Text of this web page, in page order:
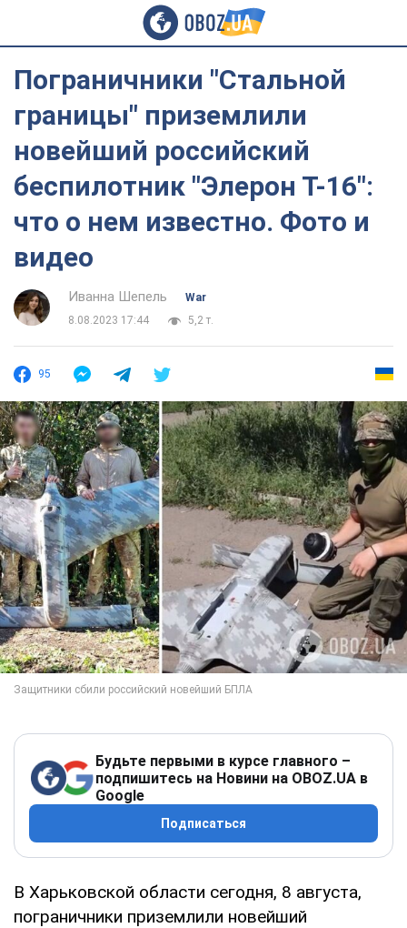
Пограничники "Стальной
границы" приземлили
новейший российский
беспилотник "Элерон Т-16":
что о нем известно. Фото и
видео
Иванна Шепель
War
8.08.2023 17:44
5,2 т.
95
Будьте первыми в курсе главного –
подпишитесь на Новини на OBOZ.UA в
Google
Подписаться
В Харьковской области сегодня, 8 августа,
пограничники приземлили новейший